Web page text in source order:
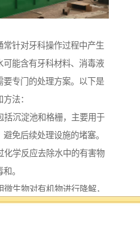
针对牙科操作过程中产生
可能含有牙科材料、消毒液
专门的处理方案。以下是
法：
沉淀池和格栅，主要用于
免后续处理设施的堵塞。
学反应去除水中的有害物
。
生物对有机物进行降解，
膜法等。
炭滤等方法去除水中细小
。